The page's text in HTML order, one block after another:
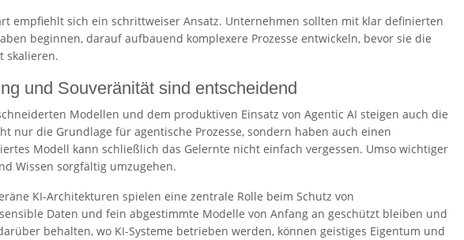
empfiehlt sich ein schrittweiser Ansatz. Unternehmen sollten mit klar definierten
beginnen, darauf aufbauend komplexere Prozesse entwickeln, bevor sie die
skalieren.
und Souveränität sind entscheidend
Modellen und dem produktiven Einsatz von Agentic AI steigen auch die
nur die Grundlage für agentische Prozesse, sondern haben auch einen
Modell kann schließlich das Gelernte nicht einfach vergessen. Umso wichtiger
Wissen sorgfältig umzugehen.
KI-Architekturen spielen eine zentrale Rolle beim Schutz von
Daten und fein abgestimmte Modelle von Anfang an geschützt bleiben und
behalten, wo KI-Systeme betrieben werden, können geistiges Eigentum und